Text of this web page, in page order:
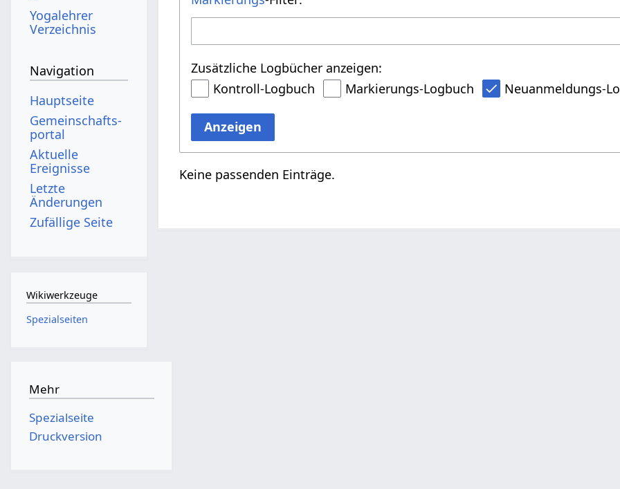
Zusätzliche Logbücher anzeigen:
Kontroll-Logbuch
Markierungs-Logbuch Neuanmeldungs-
Anzeigen
Keine passenden Einträge.
Yogalehrer
Verzeichnis
Navigation
Hauptseite
Gemeinschafts­
portal
Aktuelle
Ereignisse
Letzte
Änderungen
Zufällige Seite
Wikiwerkzeuge
Spezialseiten
Mehr
Spezialseite
Druckversion